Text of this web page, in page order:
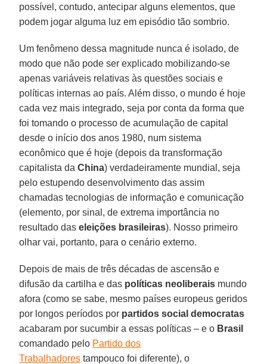
possível, contudo, antecipar alguns elementos, que
podem jogar alguma luz em episódio tão sombrio.
Um fenômeno dessa magnitude nunca é isolado, de
modo que não pode ser explicado mobilizando-se
apenas variáveis relativas às questões sociais e
políticas internas ao país. Além disso, o mundo é hoje
cada vez mais integrado, seja por conta da forma que
foi tomando o processo de acumulação de capital
desde o início dos anos 1980, num sistema
econômico que é hoje (depois da transformação
capitalista daChina) verdadeiramente mundial, seja
pelo estupendo desenvolvimento das assim
chamadas tecnologias de informação e comunicação
(elemento, por sinal, de extrema importância no
resultado daseleições brasileiras). Nosso primeiro
olhar vai, portanto, para o cenário externo.
Depois de mais de três décadas de ascensão e
difusão da cartilha e das políticas neoliberais mundo
afora (como se sabe, mesmo países europeus geridos
por longos períodos por partidos social democratas
acabaram por sucumbir a essas políticas – e o Brasil
comandado pelo Partido dos
Trabalhadores tampouco foi diferente), o